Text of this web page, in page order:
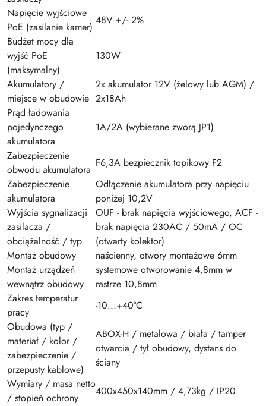
Napięcie wyjściowe
PoE (zasilanie kamer)
48V +/- 2%
Budżet mocy dla
wyjść PoE
(maksymalny)
130W
Akumulatory /
miejsce w obudowie
2x akumulator 12V (żelowy lub AGM) /
2x18Ah
Prąd ładowania
pojedynczego
akumulatora
1A/2A (wybierane zworą JP1)
Zabezpieczenie
obwodu akumulatora
F6,3A bezpiecznik topikowy F2
Zabezpieczenie
akumulatora
Odłączenie akumulatora przy napięciu
poniżej 10,2V
Wyjścia sygnalizacji
zasilacza /
obciążalność / typ
OUF - brak napięcia wyjściowego, ACF -
brak napięcia 230AC / 50mA / OC
(otwarty kolektor)
Montaż obudowy
naścienny, otwory montażowe 6mm
Montaż urządzeń
wewnątrz obudowy
systemowe otworowanie 4,8mm w
rastrze 10,8mm
Zakres temperatur
pracy
-10...+40°C
Obudowa (typ /
materiał / kolor /
zabezpieczenie /
przepusty kablowe)
ABOX-H / metalowa / biała / tamper
otwarcia / tył obudowy, dystans do
ściany
Wymiary / masa netto
/ stopień ochrony
400x450x140mm / 4,73kg / IP20